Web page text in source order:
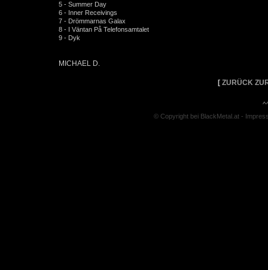
5 - Summer Day
6 - Inner Receivings
7 - Drömmarnas Galax
8 - I Väntan På Telefonsamtalet
9 - Dyk
MICHAEL D.
[ ZURÜCK
© Copyright bei BlackMetal.at -